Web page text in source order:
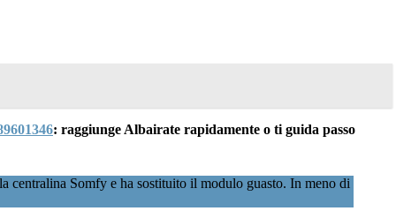
: raggiunge Albairate rapidamente o ti guida passo
centralina Somfy e ha sostituito il modulo guasto. In meno di